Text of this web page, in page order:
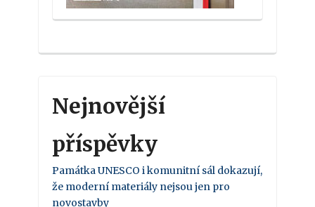
Nejnovější
příspěvky
Památka UNESCO i komunitní sál dokazují,
že moderní materiály nejsou jen pro
novostavby